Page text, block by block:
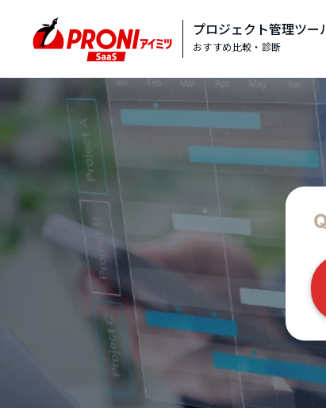
プロジェクト管理ツー
おすすめ比較・診断